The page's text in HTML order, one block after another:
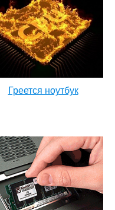
Греется ноутбук